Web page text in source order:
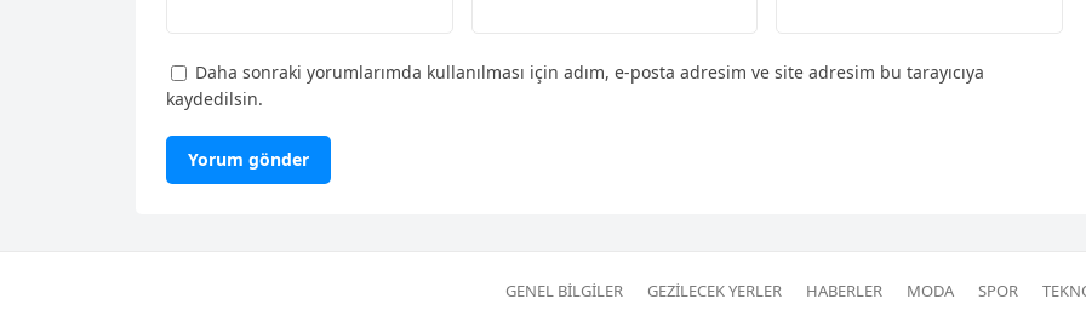
Daha sonraki yorumlarımda kullanılması için adım, e-posta adresim ve site adresim bu tarayıcıya
kaydedilsin.
GENEL BILGILER GEZILECEK YERLER HABERLER MODA SPOR